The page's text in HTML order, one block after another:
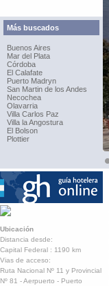
Más buscados
Buenos Aires
Mar del Plata
Córdoba
El Calafate
Puerto Madryn
San Martin de los Andes
Necochea
Olavarria
Villa Carlos Paz
Villa la Angostura
El Bolson
Plottier
Ubicación
Distancia desde:
Capital Federal : 1190 km
Vias de acceso:
Ruta Nacional Nº 11 y Provincial
Nº 81 - Aerpuerto - Puerto